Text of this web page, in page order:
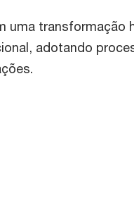
uma transformação
adotando